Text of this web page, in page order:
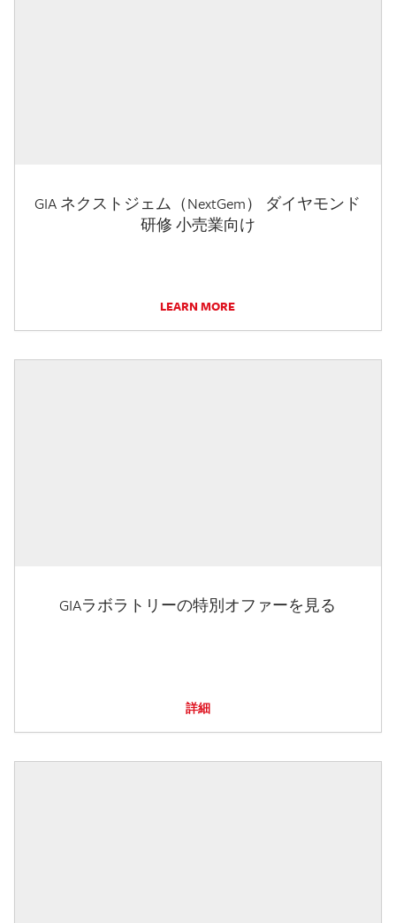
GIA ネクストジェム（NextGem） ダイヤモンド
研修 小売業向け
LEARN MORE
GIAラボラトリーの特別オファーを見る
詳細